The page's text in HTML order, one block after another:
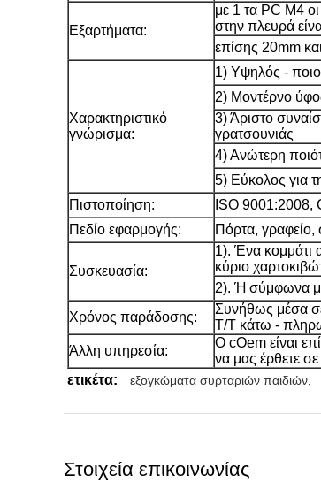
Εξαρτήματα:
με 1 τα PC M4
στην πλευρά
επίσης 20mm
Χαρακτηριστικό
γνώρισμα:
1) Υψηλός -
2) Μοντέρνο
3) Άριστο
γρατσουνιάς
4) Ανώτερη
5) Εύκολος για
Πιστοποίηση:
ISO 9001:2008,
Πεδίο εφαρμογής:
Πόρτα, γραφείο,
Συσκευασία:
1). Ένα κομμάτι
κύριο
2). Ή σύμφωνα
Χρόνος παράδοσης:
Συνήθως μέσα
T/T κάτω -
Άλλη υπηρεσία:
Ο cOem είναι
να μας έρθετε
ετικέτα:
εξογκώματα συρταριών παιδιών
Στοιχεία επικοινωνίας